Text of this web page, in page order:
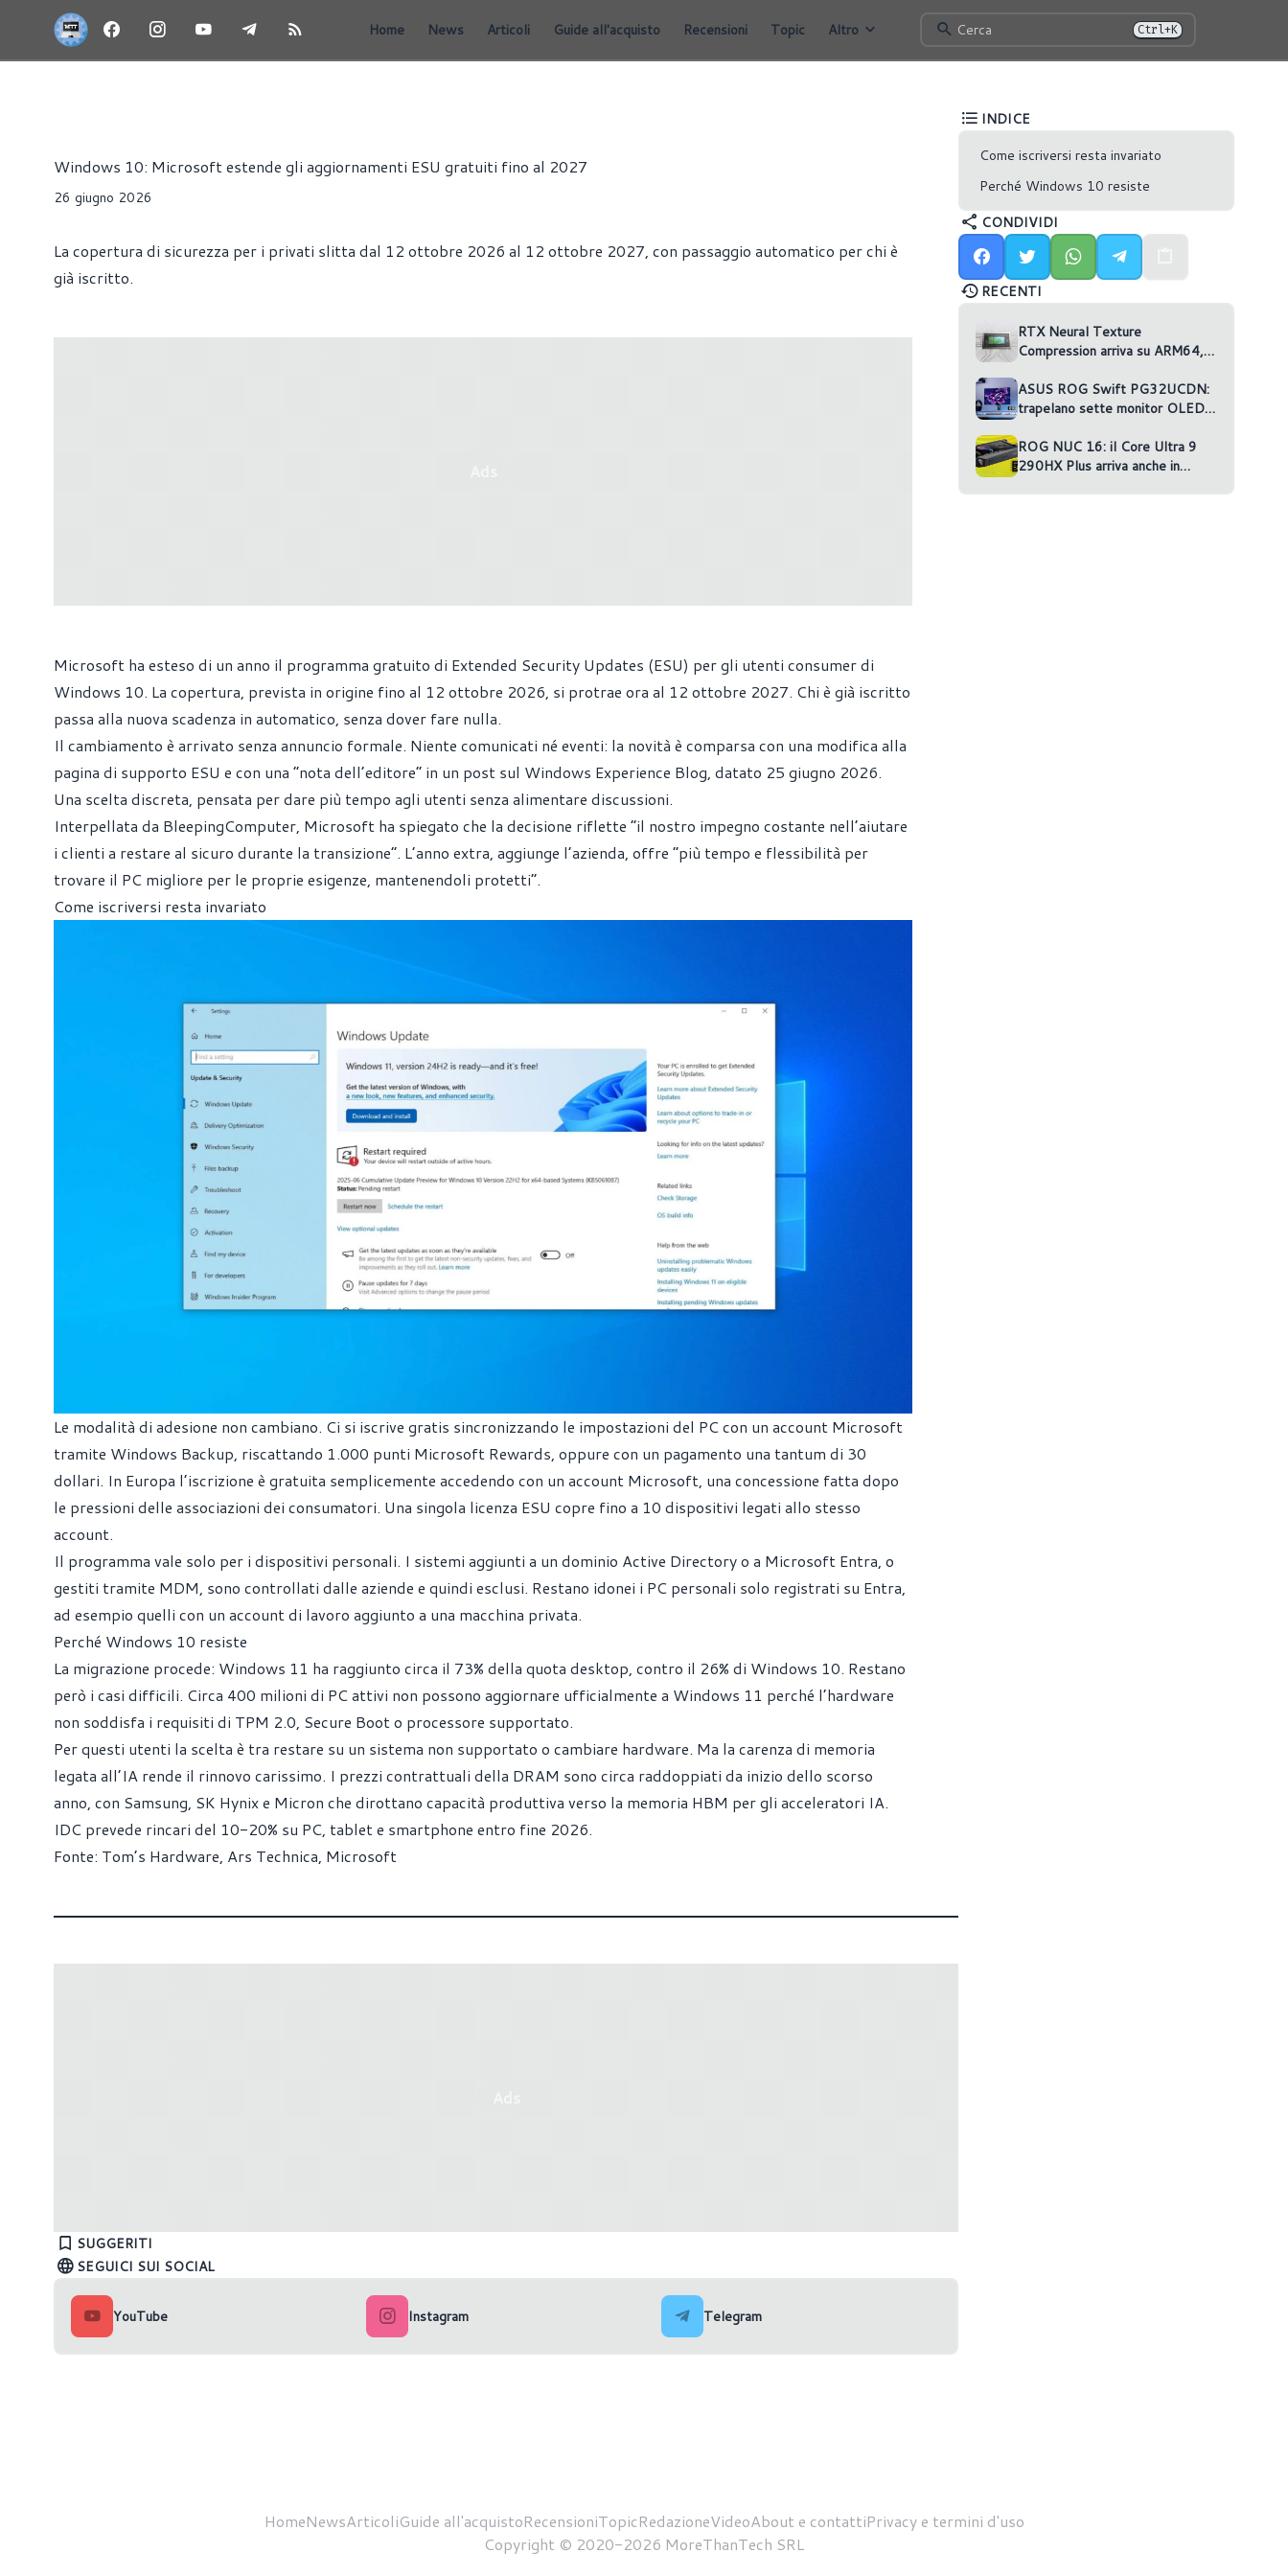
Home News Articoli Guide all'acquisto Recensioni Topic Altro Cerca Ctrl+K
Windows 10: Microsoft estende gli aggiornamenti ESU gratuiti fino al 2027
26 giugno 2026
La copertura di sicurezza per i privati slitta dal 12 ottobre 2026 al 12 ottobre 2027, con passaggio automatico per chi è
già iscritto.
Microsoft ha esteso di un anno il programma gratuito di Extended Security Updates (ESU) per gli utenti consumer di
Windows 10. La copertura, prevista in origine fino al 12 ottobre 2026, si protrae ora al 12 ottobre 2027. Chi è già iscritto
passa alla nuova scadenza in automatico, senza dover fare nulla.
Il cambiamento è arrivato senza annuncio formale. Niente comunicati né eventi: la novità è comparsa con una modifica alla
pagina di supporto ESU e con una “nota dell’editore” in un post sul Windows Experience Blog, datato 25 giugno 2026.
Una scelta discreta, pensata per dare più tempo agli utenti senza alimentare discussioni.
Interpellata da BleepingComputer, Microsoft ha spiegato che la decisione riflette “il nostro impegno costante nell’aiutare
i clienti a restare al sicuro durante la transizione”. L’anno extra, aggiunge l’azienda, offre “più tempo e flessibilità per
trovare il PC migliore per le proprie esigenze, mantenendoli protetti”.
Come iscriversi resta invariato
Le modalità di adesione non cambiano. Ci si iscrive gratis sincronizzando le impostazioni del PC con un account Microsoft
tramite Windows Backup, riscattando 1.000 punti Microsoft Rewards, oppure con un pagamento una tantum di 30
dollari. In Europa l’iscrizione è gratuita semplicemente accedendo con un account Microsoft, una concessione fatta dopo
le pressioni delle associazioni dei consumatori. Una singola licenza ESU copre fino a 10 dispositivi legati allo stesso
account.
Il programma vale solo per i dispositivi personali. I sistemi aggiunti a un dominio Active Directory o a Microsoft Entra, o
gestiti tramite MDM, sono controllati dalle aziende e quindi esclusi. Restano idonei i PC personali solo registrati su Entra,
ad esempio quelli con un account di lavoro aggiunto a una macchina privata.
Perché Windows 10 resiste
La migrazione procede: Windows 11 ha raggiunto circa il 73% della quota desktop, contro il 26% di Windows 10. Restano
però i casi difficili. Circa 400 milioni di PC attivi non possono aggiornare ufficialmente a Windows 11 perché l’hardware
non soddisfa i requisiti di TPM 2.0, Secure Boot o processore supportato.
Per questi utenti la scelta è tra restare su un sistema non supportato o cambiare hardware. Ma la carenza di memoria
legata all’IA rende il rinnovo carissimo. I prezzi contrattuali della DRAM sono circa raddoppiati da inizio dello scorso
anno, con Samsung, SK Hynix e Micron che dirottano capacità produttiva verso la memoria HBM per gli acceleratori IA.
IDC prevede rincari del 10-20% su PC, tablet e smartphone entro fine 2026.
Fonte: Tom’s Hardware, Ars Technica, Microsoft
SUGGERITI
11 26H2 sarà un aggiornamento
''minimal''
minato per anni performance ed
completamente personalizzabile
SEGUICI SUI SOCIAL
YouTube Instagram Telegram
INDICE
Come iscriversi resta invariato
Perché Windows 10 resiste
CONDIVIDI
RECENTI
RTX Neural Texture
Compression arriva su ARM64,
ASUS ROG Swift PG32UCDN:
trapelano sette monitor OLED
ROG NUC 16: il Core Ultra 9
290HX Plus arriva anche in
HomeNewsArticoliGuide all'acquistoRecensioniTopicRedazioneVideoAbout e contattiPrivacy e termini d'uso
Copyright © 2020-2026 MoreThanTech SRL